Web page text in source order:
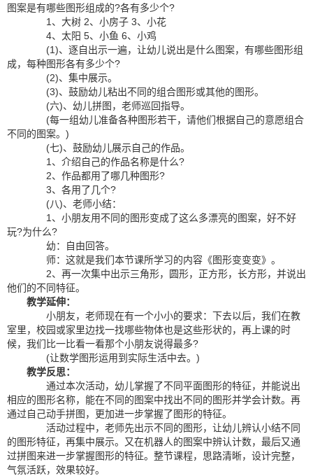
图案是有哪些图形组成的?各有多少个?
1、大树 2、小房子 3、小花
4、太阳 5、小鱼 6、小鸡
(1)、逐自出示一遍，让幼儿说出是什么图案，有哪些图形组
成，每种图形各有多少个?
(2)、集中展示。
(3)、鼓励幼儿粘出不同的组合图形或其他的图形。
(六)、幼儿拼图，老师巡回指导。
(每一组幼儿准备各种图形若干，请他们根据自己的意愿组合
不同的图案。)
(七)、鼓励幼儿展示自己的作品。
1、介绍自己的作品名称是什么?
2、作品都用了哪几种图形?
3、各用了几个?
(八)、老师小结：
1、小朋友用不同的图形变成了这么多漂亮的图案，好不好
玩?为什么?
幼：自由回答。
师：这就是我们本节课所学习的内容《图形变变变》。
2、再一次集中出示三角形，圆形，正方形，长方形，并说出
他们的不同特征。
教学延伸：
小朋友，老师现在有一个小小的要求：下去以后，我们在教
室里，校园或家里边找一找哪些物体也是这些形状的，再上课的时
候，我们比一比看一看那个小朋友说得最多?
(让数学图形运用到实际生活中去。)
教学反思：
通过本次活动，幼儿掌握了不同平面图形的特征，并能说出
相应的图形名称，能在不同的图案中找出不同的图形并学会计数。再
通过自己动手拼图，更加进一步掌握了图形的特征。
活动过程中，老师先出示不同的图形，让幼儿辨认小结不同
的图形特征，再集中展示。又在机器人的图案中辨认计数，最后又通
过拼图来进一步掌握图形的特征。整节课程，思路清晰，设计完整，
气氛活跃，效果较好。